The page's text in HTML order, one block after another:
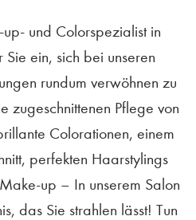
und Colorspezialist in
ein, sich bei unseren
rundum verwöhnen zu
zugeschnittenen Pflege von
Colorationen, einem
perfekten Haarstylings
up – In unserem Salon
das Sie strahlen lässt! Tun